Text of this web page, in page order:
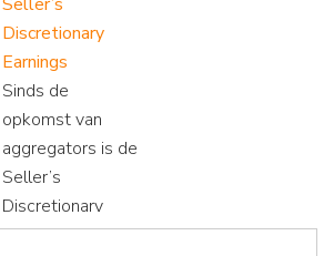
balans. Lees hier
hoe u efficiënt
omgaat met dit
kapitaal.
Discretionary
Earnings
Sinds de
opkomst van
aggregators is de
Seller’s
Discretionary
Earnings (SDE)